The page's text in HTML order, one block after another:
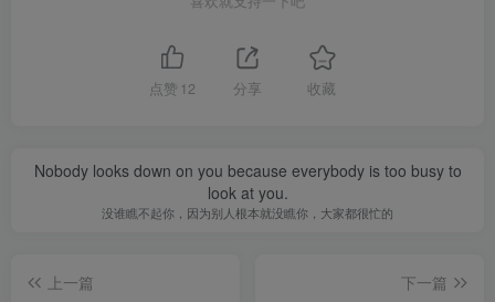
点赞 12 分享 收藏
Nobody looks down on you because everybody is too busy to
look at you.
没谁瞧不起你，因为别人根本就没瞧你，大家都很忙的
上一篇
下一篇